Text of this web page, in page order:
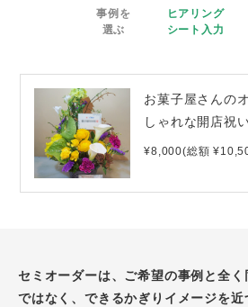
事例を
選ぶ
ヒアリング
シート入力
お菓子屋さんの
しゃれな開店祝
¥8,000(総額
セミオーダーは、ご希望の事例と全
ではなく、できるかぎりイメージを近